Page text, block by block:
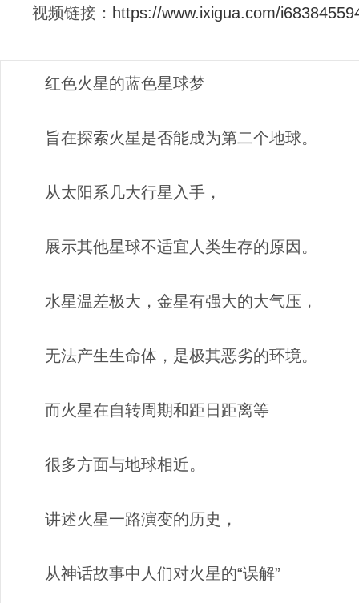
视频链接： https://www.ixigua.com/
红色火星的蓝色星球梦
旨在探索火星是否能成为第二个地球。
从太阳系几大行星入手，
展示其他星球不适宜人类生存的原因。
水星温差极大，金星有强大的大气压，
无法产生生命体，是极其恶劣的环境。
而火星在自转周期和距日距离等
很多方面与地球相近。
讲述火星一路演变的历史，
从神话故事中人们对火星的“误解”